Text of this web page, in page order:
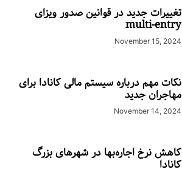
تغییرات جدید در قوانین صدور ویزای
multi-entry
November 15, 2024
نکات مهم درباره سیستم مالی کانادا برای
مهاجران جدید
November 14, 2024
کاهش نرخ اجاره‌بها در شهرهای بزرگ
کانادا